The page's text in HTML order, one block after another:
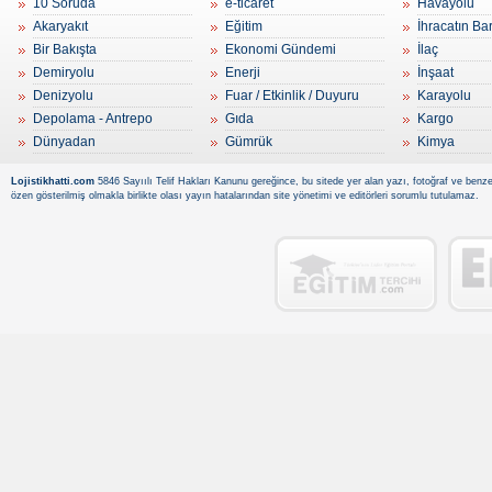
10 Soruda
Akaryakıt
Bir Bakışta
Demiryolu
Denizyolu
Depolama - Antrepo
Dünyadan
e-ticaret
Eğitim
Ekonomi Gündemi
Enerji
Fuar / Etkinlik / Duyuru
Gıda
Gümrük
Havayolu
İhracatın
İlaç
İnşaat
Karayolu
Kargo
Kimya
Lojistikhatti.com 5846 Sayıılı Telif Hakları Kanunu gereğince, bu sitede yer alan yazı, fotoğraf ve
özen gösterilmiş olmakla birlikte olası yayın hatalarından site yönetimi ve editörleri sorumlu tutulamaz.